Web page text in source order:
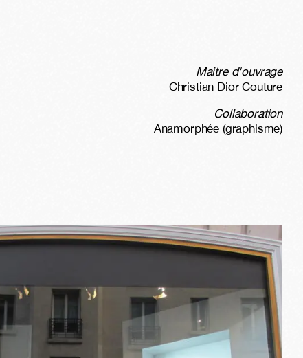
Maitre d'ouvrage
Christian Dior Couture
Collaboration
Anamorphée (graphisme)